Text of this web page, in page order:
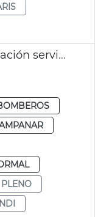
Ple. Moción incendio y actuación servicios municipales
PLENO